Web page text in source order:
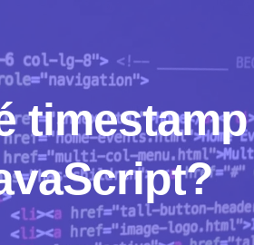
timestamp